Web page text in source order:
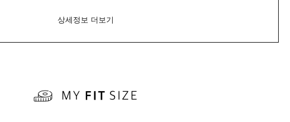
상세정보 더보기